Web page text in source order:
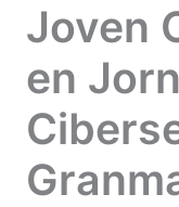
Joven
en